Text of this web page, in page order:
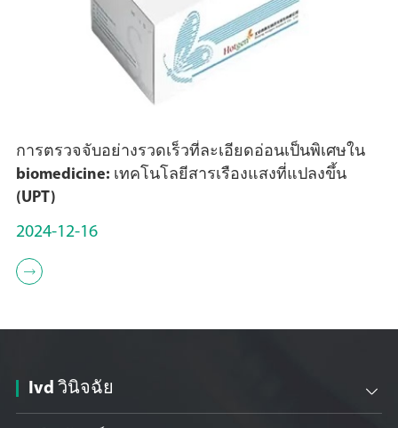
การตรวจจับอย่างรวดเร็วที่ละเอียดอ่อนเป็นพิเศษใน
biomedicine: เทคโนโลยีสารเรืองแสงที่แปลงขึ้น
(UPT)
2024-12-16

Ivd วินิจฉัย 